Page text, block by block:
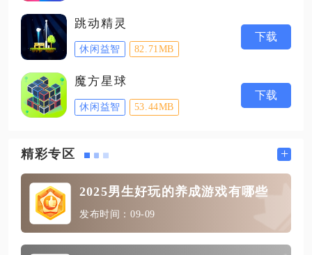
跳动精灵
休闲益智 82.71MB
下载
魔方星球
休闲益智 53.44MB
下载
精彩专区 +
2025男生好玩的养成游戏有哪些
发布时间：09-09